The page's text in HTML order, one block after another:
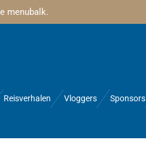
menubalk.
Reisverhalen Vloggers Sponsors